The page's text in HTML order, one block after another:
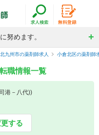
努めます。
北九州市の薬剤師求人 小倉北区の薬剤師
職情報一覧
港－八代))
する